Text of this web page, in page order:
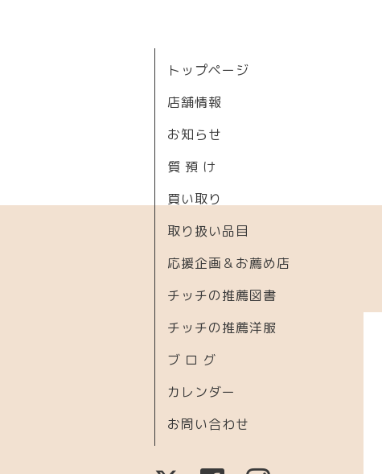
トップページ
店舗情報
お知らせ
質 預 け
買い取り
取り扱い品目
応援企画＆お薦め店
チッチの推薦図書
チッチの推薦洋服
ブ ロ グ
カレンダー
お問い合わせ